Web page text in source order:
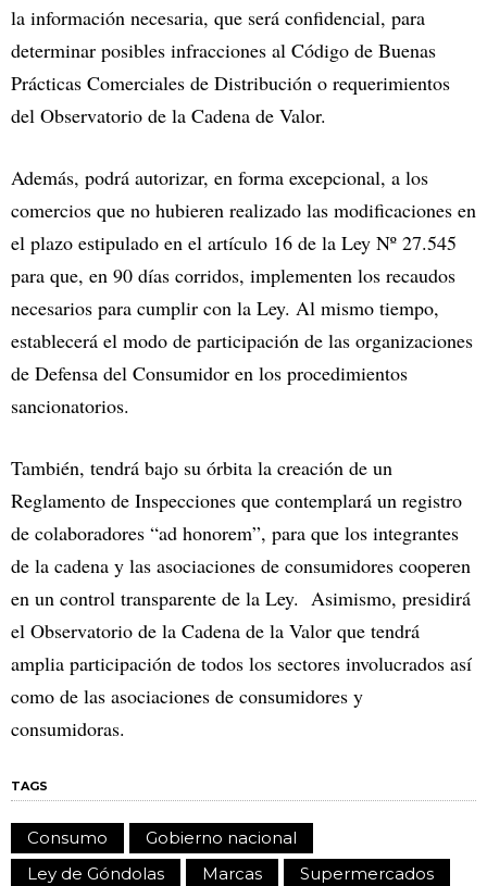
la información necesaria, que será confidencial, para
determinar posibles infracciones al Código de Buenas
Prácticas Comerciales de Distribución o requerimientos
del Observatorio de la Cadena de Valor.
Además, podrá autorizar, en forma excepcional, a los
comercios que no hubieren realizado las modificaciones en
el plazo estipulado en el artículo 16 de la Ley Nº 27.545
para que, en 90 días corridos, implementen los recaudos
necesarios para cumplir con la Ley. Al mismo tiempo,
establecerá el modo de participación de las organizaciones
de Defensa del Consumidor en los procedimientos
sancionatorios.
También, tendrá bajo su órbita la creación de un
Reglamento de Inspecciones que contemplará un registro
de colaboradores “ad honorem”, para que los integrantes
de la cadena y las asociaciones de consumidores cooperen
en un control transparente de la Ley. Asimismo, presidirá
el Observatorio de la Cadena de la Valor que tendrá
amplia participación de todos los sectores involucrados así
como de las asociaciones de consumidores y
consumidoras.
TAGS
Consumo
Gobierno nacional
Ley de Góndolas
Marcas
Supermercados